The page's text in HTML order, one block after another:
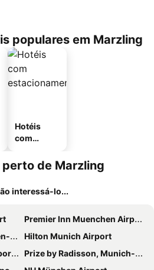
populares em Marzling
Hotéis
com
mentode Marzling
interessá-lo...
Premier Inn Muenchen Airport Sued
Hilton Munich Airport
Prize by Radisson, Munich-Airport